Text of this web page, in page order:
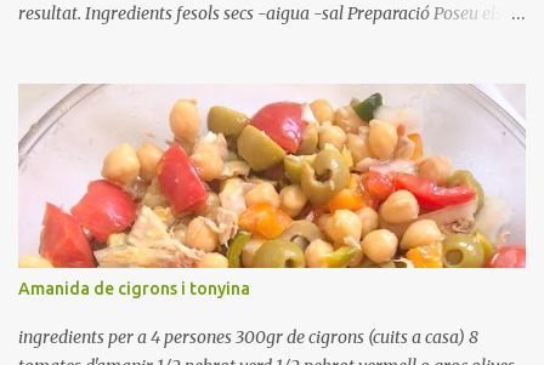
resultat. Ingredients fesols secs -aigua -sal Preparació Poseu els
quan arrenca el bull, canvieu l'aigua bullint, per aigua freda,
repetiu dues o tres vegades, abaixeu el foc i atureu la ebullició, dues
o tres vegades afegint aigua freda, han de coure a foc baix, quasi
be, sense bullir i sempre sempre, amb l'olla tapada, entre 1 hora i 1
hora i mitja. Saleu 10 minuts abans de retirar del foc. Heu de veure
vosaltres el moment en que ja estan cuites. Anotacions Deixeu
refredar en la mateixa olla. El caldo de coure els fesols, es pot
utilitzar per una crema o sopa. Ingredientes judias -agua -sal
Preparación Ponga las judías a r...
Amanida de cigrons i tonyina
ingredients per a 4 persones 300gr de cigrons (cuits a casa) 8